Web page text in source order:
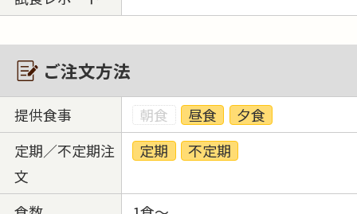
ご注文方法
提供食事 朝食 昼食
夕食
定期／不定期注
文
定期 不定期